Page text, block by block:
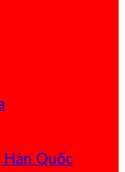
Hàn Quốc